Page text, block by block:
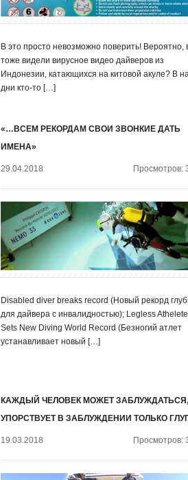
В это просто невозможно поверить! Вероятно,
тоже видели вирусное видео дайверов из
Индонезии, катающихся на китовой акуле? В
дни кто-то […]
«…ВСЕМ РЕКОРДАМ СВОИ ЗВОНКИЕ ДАТЬ
ИМЕНА»
29.04.2018 Просмотров:
Disabled diver breaks record (Новый рекорд
для дайвера с инвалидностью); Legless Athelete
Sets New Diving World Record (Безногий атлет
устанавливает новый […]
КАЖДЫЙ ЧЕЛОВЕК МОЖЕТ
УПОРСТВУЕТ В ЗАБЛУЖДЕНИИ ТОЛЬКО
19.03.2018 Просмотров: